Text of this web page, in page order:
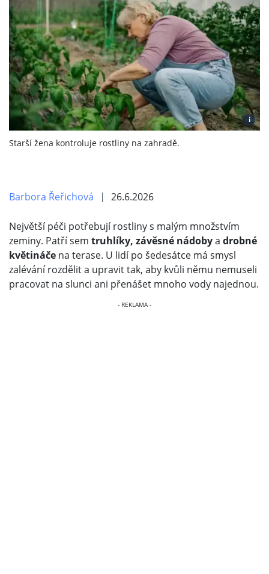
i
Starší žena kontroluje rostliny na zahradě.
Barbora Řeřichová 26.6.2026
Největší péči potřebují rostliny s malým množstvím
zeminy. Patří sem truhlíky, závěsné nádobya drobné
květináče na terase. U lidí po šedesátce má smysl
zalévání rozdělit a upravit tak, aby kvůli němu nemuseli
pracovat na slunci ani přenášet mnoho vody najednou.